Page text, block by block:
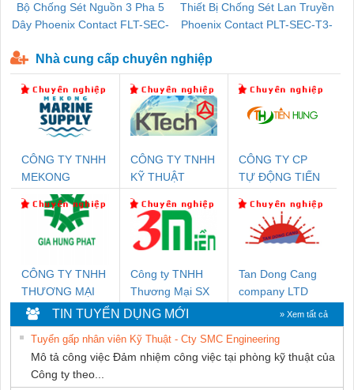
Bộ Chống Sét Nguồn 3 Pha 5
Dây Phoenix Contact FLT-SEC-
Thiết Bị Chống Sét Lan Truyền
Phoenix Contact PLT-SEC-T3-
Nhà cung cấp chuyên nghiệp
CÔNG TY TNHH
MEKONG
MARINE SUPPLY
CÔNG TY TNHH
KỸ THUẬT
NAM
CÔNG TY CP
TỰ ĐỘNG TIẾN
CÔNG TY TNHH
THƯƠNG MẠI
DỊCH VỤ KỸ
THUẬT ĐIỆN CƠ
GIA HƯNG PHÁT
Công ty TNHH
Thương Mại SX
Ba Miền
Tan Dong Cang
company LTD
TIN TUYỂN DỤNG MỚI » Xem tất cả
Tuyển gấp nhân viên Kỹ Thuật - Cty SMC Engineering
Mô tả công việc Đảm nhiệm công việc tại phòng kỹ thuật của
Công ty theo...